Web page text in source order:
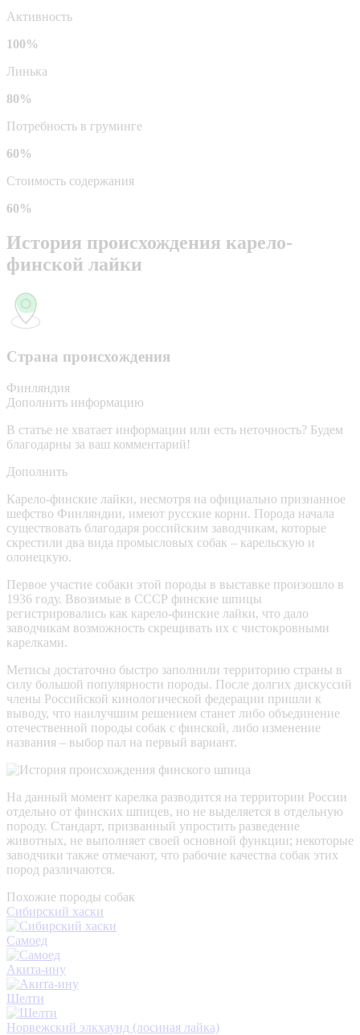
Активность
100%
Линька
80%
Потребность в груминге
60%
Стоимость содержания
60%
История происхождения карело-
финской лайки
Страна происхождения
Финляндия
Дополнить информацию
В статье не хватает информации или есть неточность? Будем
благодарны за ваш комментарий!
Дополнить
Карело-финские лайки, несмотря на официально признанное
шефство Финляндии, имеют русские корни. Порода начала
существовать благодаря российским заводчикам, которые
скрестили два вида промысловых собак – карельскую и
олонецкую.
Первое участие собаки этой породы в выставке произошло в
1936 году. Ввозимые в СССР финские шпицы
регистрировались как карело-финские лайки, что дало
заводчикам возможность скрещивать их с чистокровными
карелками.
Метисы достаточно быстро заполнили территорию страны в
силу большой популярности породы. После долгих дискуссий
члены Российской кинологической федерации пришли к
выводу, что наилучшим решением станет либо объединение
отечественной породы собак с финской, либо изменение
названия – выбор пал на первый вариант.
На данный момент карелка разводится на территории России
отдельно от финских шпицев, но не выделяется в отдельную
породу. Стандарт, призванный упростить разведение
животных, не выполняет своей основной функции; некоторые
заводчики также отмечают, что рабочие качества собак этих
пород различаются.
Похожие породы собак
Сибирский хаски
Самоед
Акита-ину
Шелти
Норвежский элкхаунд (лосиная лайка)